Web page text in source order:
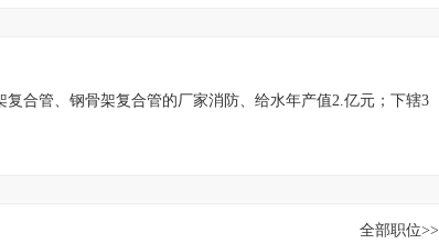
合管、钢骨架复合管的厂家消防、给水年产值2.亿元；下辖3
全部职位>>